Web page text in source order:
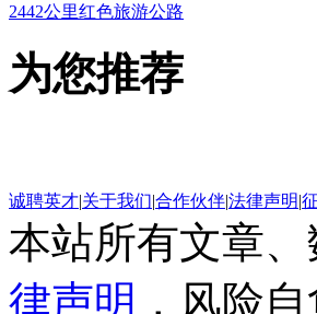
2442公里红色旅游公路
为您推荐
诚聘英才|关于我们|合作伙伴|法律声明|
本站所有文章
律声明 ，风险自